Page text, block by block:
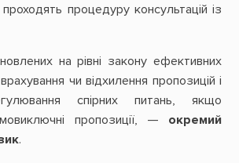
процедуру консультацій із
на рівні закону ефективних
чи відхилення пропозицій і
спірних питань, якщо
пропозиції, — окремий
.